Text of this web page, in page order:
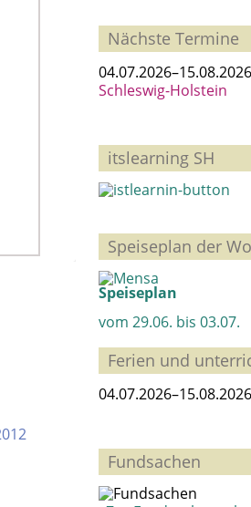
Nächste Termine
04.07.2026–15.08.2026
Schleswig-Holstein
itslearning SH
Speiseplan der
Speiseplan
vom 29.06. bis 03.07.
Ferien und
04.07.2026–15.08.2026
Fundsachen